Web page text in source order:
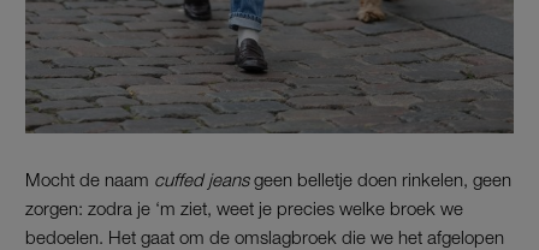
Mocht de naam cuffed jeansgeen belletje doen rinkelen, geen
zorgen: zodra je ‘m ziet, weet je precies welke broek we
bedoelen. Het gaat om de omslagbroek die we het afgelopen